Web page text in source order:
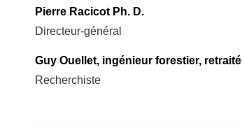
Pierre Racicot Ph. D.
Directeur-général
Guy Ouellet, ingénieur forestier, retraité
Recherchiste